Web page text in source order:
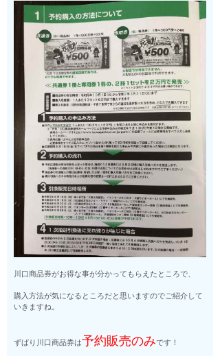
川口商品券がお得な事が分かってもらえたところで、
購入方法が気になるところだと思いますのでご紹介して
いきますね。
ずばり川口商品券は予約販売のみです！